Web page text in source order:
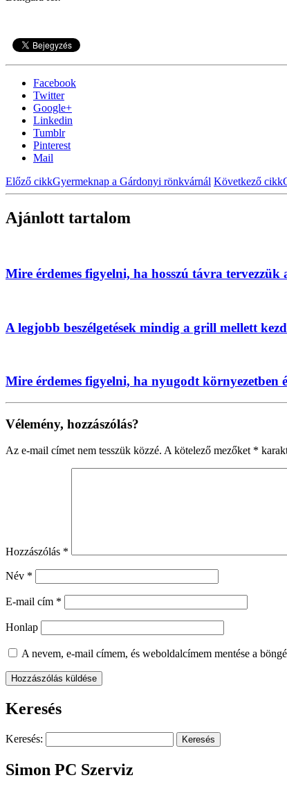
Facebook
Twitter
Google+
Linkedin
Tumblr
Pinterest
Mail
Előző cikkGyermeknap a Gárdonyi rönkvárnál Következő cikk
Ajánlott tartalom
Mire érdemes figyelni, ha hosszú távra tervezzük
A legjobb beszélgetések mindig a grill mellett
Mire érdemes figyelni, ha nyugodt környezetben
Vélemény, hozzászólás?
Az e-mail címet nem tesszük közzé. A kötelező mezőket *
Hozzászólás *
Név *
E-mail cím *
Honlap
A nevem, e-mail címem, és weboldalcímem mentése a
Keresés
Keresés:
Simon PC Szerviz